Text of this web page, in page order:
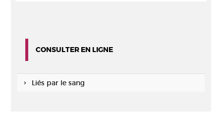
CONSULTER EN LIGNE
Liés par le sang